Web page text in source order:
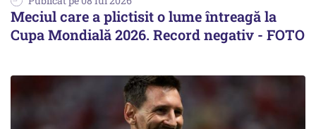
Meciul care a plictisit o lume întreagă la
Cupa Mondială 2026. Record negativ - FOTO